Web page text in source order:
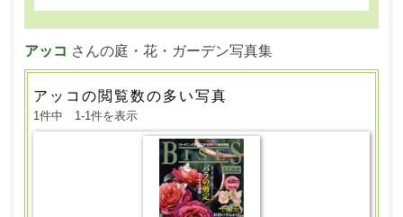
アッコ さんの庭・花・ガーデン写真集
アッコの閲覧数の多い写真
1件中 1-1件を表示